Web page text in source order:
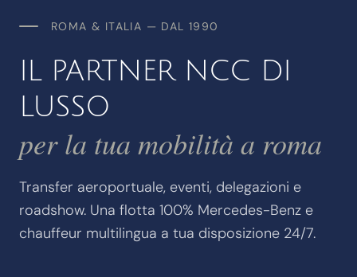
ROMA & ITALIA — DAL 1990
IL PARTNER NCC DI
LUSSO
per la tua mobilità a roma
Transfer aeroportuale, eventi, delegazioni e
roadshow. Una flotta 100% Mercedes-Benz e
chauffeur multilingua a tua disposizione 24/7.